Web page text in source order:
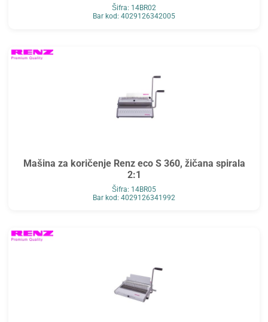
Šifra: 14BR02
Bar kod: 4029126342005
Mašina za koričenje Renz eco S 360, žičana spirala
2:1
Šifra: 14BR05
Bar kod: 4029126341992